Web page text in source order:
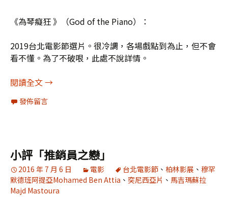
《為琴癡狂 》（God of the Piano）：
2019台北電影節選片。很冷調，各場戲點到為止，但不會
看不懂。為了不破哏，此處不說詳情。
閱讀全文小評《為琴癡狂 》
→
發佈留言
小評「推銷員之戀」
2016 年 7 月 6 日 電影 台北電影節 、 柏林影展 、 穆罕
默德班阿提亞Mohamed Ben Attia 、 突尼西亞片 、 馬吉瑪蘇拉
Majd Mastoura